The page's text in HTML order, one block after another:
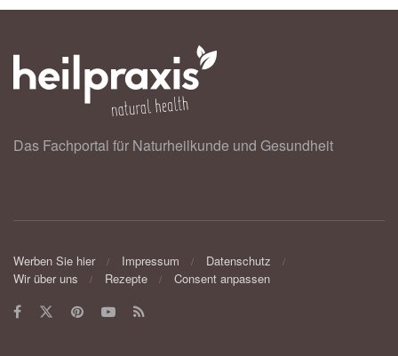
Das Fachportal für Naturheilkunde und Gesundheit
Werben Sie hier Impressum
Datenschutz
Wir über uns
Rezepte Consent anpassen